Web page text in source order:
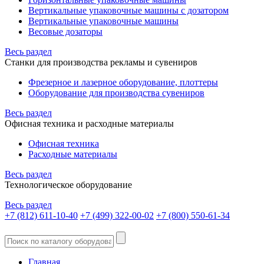
Вертикальные упаковочные машины с дозатором
Вертикальные упаковочные машины
Весовые дозаторы
Весь раздел
Станки для производства рекламы и сувениров
Фрезерное и лазерное оборудование, плоттеры
Оборудование для производства сувениров
Весь раздел
Офисная техника и расходные материалы
Офисная техника
Расходные материалы
Весь раздел
Технологическое оборудование
Весь раздел
+7 (812) 611-10-40 +7 (499) 322-00-02 +7 (800) 550-61-34
Главная